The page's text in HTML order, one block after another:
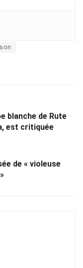
blanche de Rute
est critiquée
de « violeuse